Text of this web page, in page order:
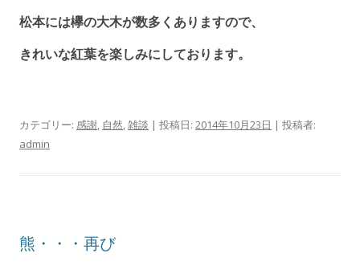
松本には欅の大木が数多くありますので、
きれいな紅葉を楽しみにしております。
カテゴリー: 感謝, 自然,雑談 | 投稿日: 2014年10月23日 | 投稿者:
admin
熊・・・再び